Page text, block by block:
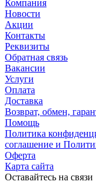
Компания
Новости
Акции
Контакты
Реквизиты
Обратная связь
Вакансии
Услуги
Оплата
Доставка
Возврат, обмен,
Помощь
Политика
соглашение и
Оферта
Карта сайта
Оставайтесь на связи